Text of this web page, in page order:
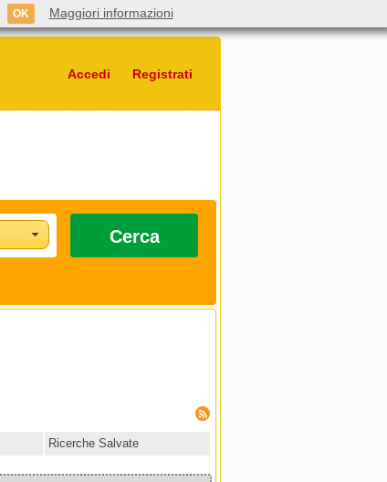
Accedi Registrati
Cerca
Ricerche Salvate
OK Maggiori informazioni